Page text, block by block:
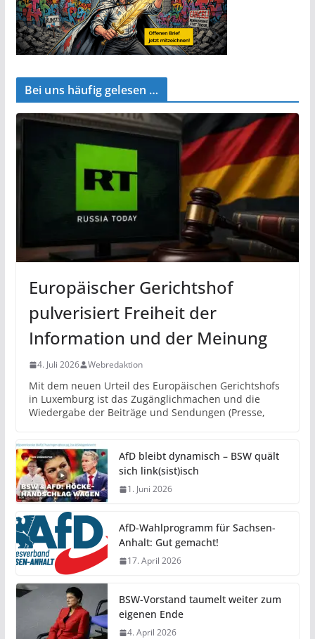
Bei uns häufig gelesen …
Europäischer Gerichtshof
pulverisiert Freiheit der
Information und der Meinung
4. Juli 2026 Webredaktion
Mit dem neuen Urteil des Europäischen Gerichtshofs
in Luxemburg ist das Zugänglichmachen und die
Wiedergabe der Beiträge und Sendungen (Presse,
AfD bleibt dynamisch – BSW quält
sich link(sist)isch
1. Juni 2026
AfD-Wahlprogramm für Sachsen-
Anhalt: Gut gemacht!
17. April 2026
BSW-Vorstand taumelt weiter zum
eigenen Ende
4. April 2026